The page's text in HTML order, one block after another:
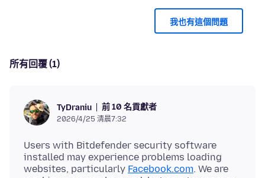
我也有這個問題
所有回覆 (1)
TyDraniu 前 10 名貢獻者
2026/4/25 清晨7:32
Users with Bitdefender security software
installed may experience problems loading
websites, particularly Facebook.com. We are